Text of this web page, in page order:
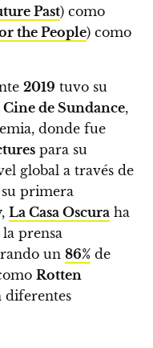
Past) como
the People) como
2019 tuvo su
Cine de Sundance,
donde fue
para su
global a través de
su primera
La Casa Oscura ha
prensa
un 86% de
Rotten
diferentes